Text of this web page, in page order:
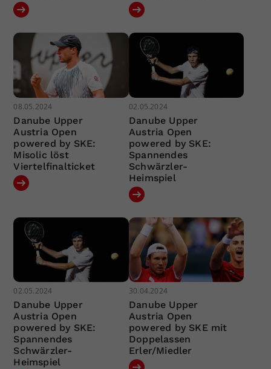
08.05.2024
Danube Upper
Austria Open
powered by SKE:
Misolic löst
Viertelfinalticket
02.05.2024
Danube Upper
Austria Open
powered by SKE:
Spannendes
Schwärzler-
Heimspiel
02.05.2024
Danube Upper
Austria Open
powered by SKE:
Spannendes
Schwärzler-
Heimspiel
30.04.2024
Danube Upper
Austria Open
powered by SKE mit
Doppelassen
Erler/Miedler